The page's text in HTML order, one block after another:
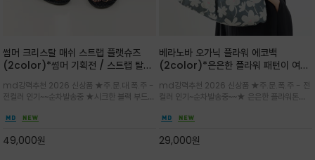
썸머 크리스탈 매쉬 스트랩 플랫슈즈
(2color)*썸머 기획전 / 스트랩 탈착
세한 메쉬 짜임 위로 은은하게 반짝이는
크리스탈 디테일을 더한 플랫슈즈
md강력추천 2026 신상품 ★주.문.대.폭.주 -
전컬러 인기~~순차발송중 ★시크한 블랙 부드러
하게 좋으며 가볍고 시원해 데일리 만능 아이템 /
49,000원
베라노바 오가닉 플라워 에코백
(2color)*은은한 플라워 패턴이 여름
코백
md강력추천 2026 신상품 ★주.문.폭.주 - 전
컬러 인기~순차발송중~~★ 은은한 플라워톤이
고급스럽게 내추럴한 감성의 천연 오가닉 코튼소
해져 완성
29,000원